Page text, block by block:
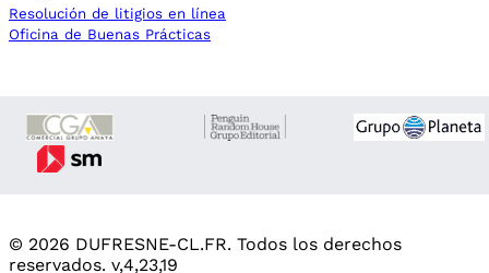
Resolución de litigios en línea
Oficina de Buenas Prácticas
© 2026 DUFRESNE-CL.FR. Todos los derechos
reservados. v,4,23,19